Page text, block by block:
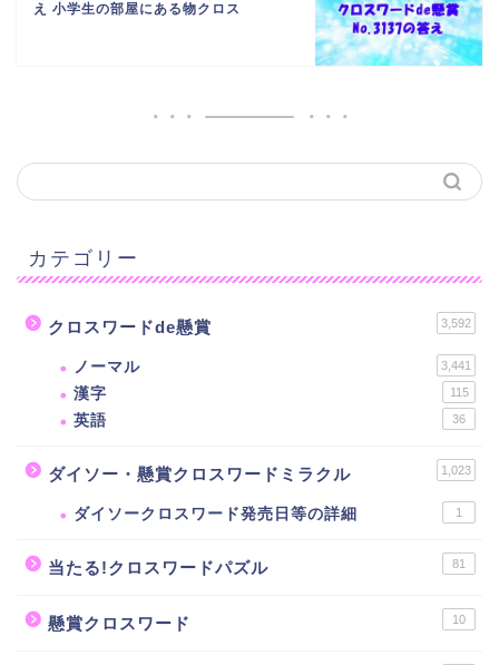
え 小学生の部屋にある物クロス
カテゴリー
クロスワードde懸賞 3,592
ノーマル 3,441
漢字 115
英語 36
ダイソー・懸賞クロスワードミラクル 1,023
ダイソークロスワード発売日等の詳細 1
当たる!クロスワードパズル 81
懸賞クロスワード 10